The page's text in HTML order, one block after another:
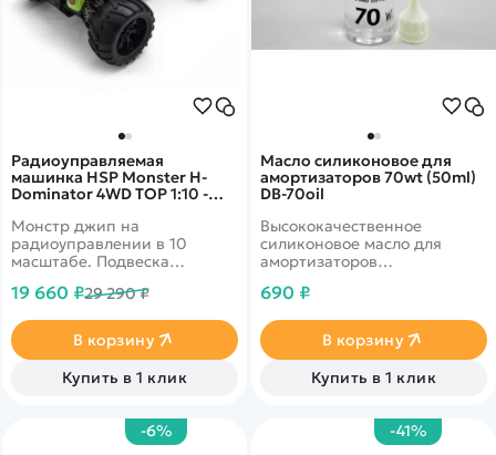
Радиоуправляемая
машинка HSP Monster H-
Dominator 4WD TOP 1:10 -
Монстр джип на
радиоуправлении в 10
масштабе. Подвеска
Привод полный.
бесколлекторный двигатель,
который обладает
возможностью разгоняться
до 60 км в час. Красочный
19 660 ₽29 290 ₽
В корзину
Купить в 1 клик
Масло силиконовое для
амортизаторов 70wt (50ml)
DB-70oil
Высококачественное
силиконовое масло для
амортизаторов
автомобилей всех классов
690 ₽
В корзину
Купить в 1 клик
-6% -41%